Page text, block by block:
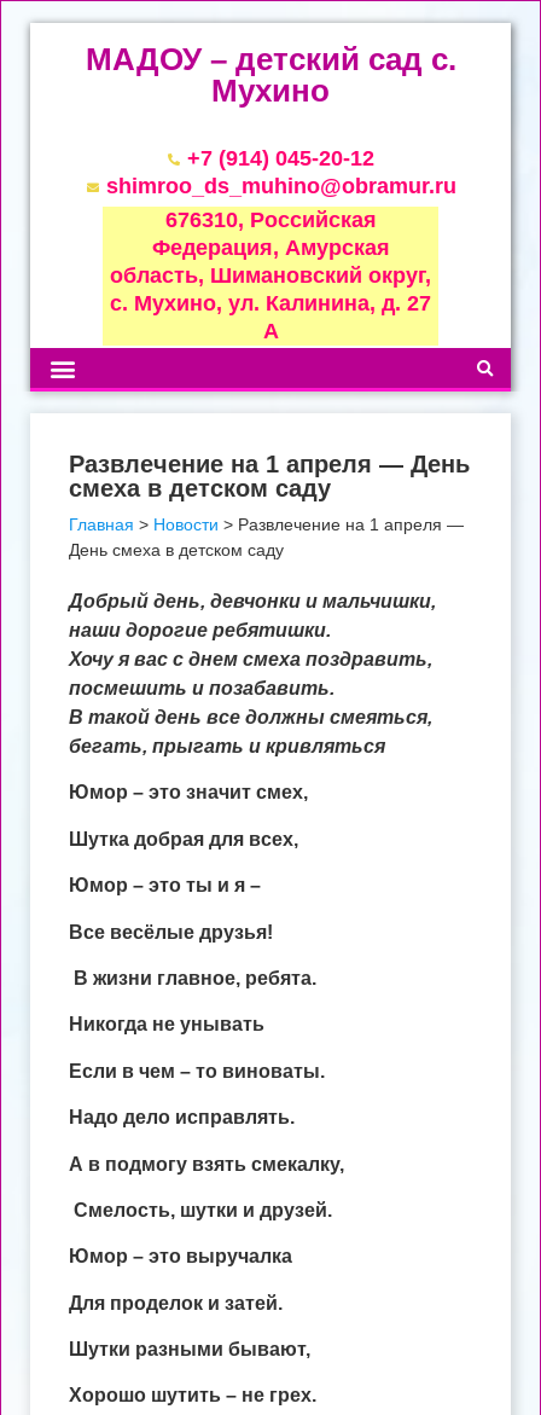
МАДОУ – детский сад с.
Мухино
+7 (914) 045-20-12
shimroo_ds_muhino@obramur.ru
676310, Российская
Федерация, Амурская
область, Шимановский округ,
с. Мухино, ул. Калинина, д. 27
А
Развлечение на 1 апреля — День
смеха в детском саду
Главная > Новости > Развлечение на 1 апреля —
День смеха в детском саду
Добрый день, девчонки и мальчишки,
наши дорогие ребятишки.
Хочу я вас с днем смеха поздравить,
посмешить и позабавить.
В такой день все должны смеяться,
бегать, прыгать и кривляться
Юмор – это значит смех,
Шутка добрая для всех,
Юмор – это ты и я –
Все весёлые друзья!
В жизни главное, ребята.
Никогда не унывать
Если в чем – то виноваты.
Надо дело исправлять.
А в подмогу взять смекалку,
Смелость, шутки и друзей.
Юмор – это выручалка
Для проделок и затей.
Шутки разными бывают,
Хорошо шутить – не грех.